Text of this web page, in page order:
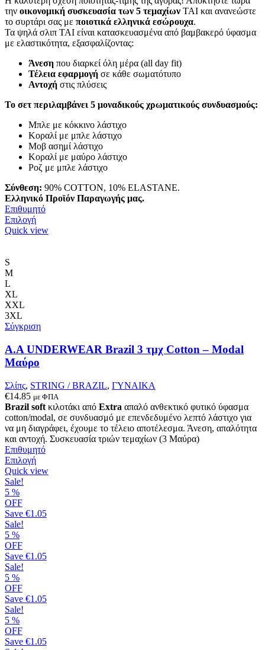
was:
€22.50.
τιμή
είναι:
€22.00.
την οικονομική συσκευασία των 5 τεμαχίων TAI και ανανεώστε
το συρτάρι σας με ποιοτικά ελληνικά εσώρουχα.
Τα ψηλά σλιπ TAI είναι κατασκευασμένα από βαμβακερό ύφασμα
με ελαστικότητα, εξασφαλίζοντας:
Άνεση που διαρκεί όλη μέρα (all day fit)
Τέλεια εφαρμογή σε κάθε σωματότυπο
Αντοχή στις πλύσεις
Το σετ περιλαμβάνει 5 μοναδικούς χρωματικούς συνδυασμούς:
Μπλε με κόκκινο λάστιχο
Κοραλί με μπλε λάστιχο
Μοβ ασημί λάστιχο
Κοραλί με μαύρο λάστιχο
Ροζ με μπλε λάστιχο
Σύνθεση: 90% COTTON, 10% ELASTANE.
Ελληνικό Προϊόν Παραγωγής μας.
Επιθυμητό
ΕπιλογήΑυτό
το
επιλεγούν
σελίδα
του
προϊόντος
Quick view
S
M
L
XL
XXL
3XL
Σύγκριση
Α.A UNDERWEAR Brazil 3 τμχ Cotton – Modal
Μαύρο
Σλίπς, STRING / BRAZIL, ΓΥΝΑΙΚΑ
€14.85 με ΦΠΑ
Brazil soft κιλοτάκι από Extra απαλό ανθεκτικό φυτικό ύφασμα
cotton/modal, σε συνδυασμό με επενδεδυμένο λεπτό λάστιχο για
να μη διαγράφει, έχουμε το τέλειο αποτέλεσμα. Άνεση, απαλότητα
και αντοχή. Συσκευασία τριών τεμαχίων (3 Μαύρα)
Επιθυμητό
ΕπιλογήΑυτό
το
παραλλαγές.
να
του
Quick view
Sale!
5 %
OFF
Save €1.05
Sale!
5 %
OFF
Save €1.05
Sale!
5 %
OFF
Save €1.05
Sale!
5 %
OFF
Save €1.05